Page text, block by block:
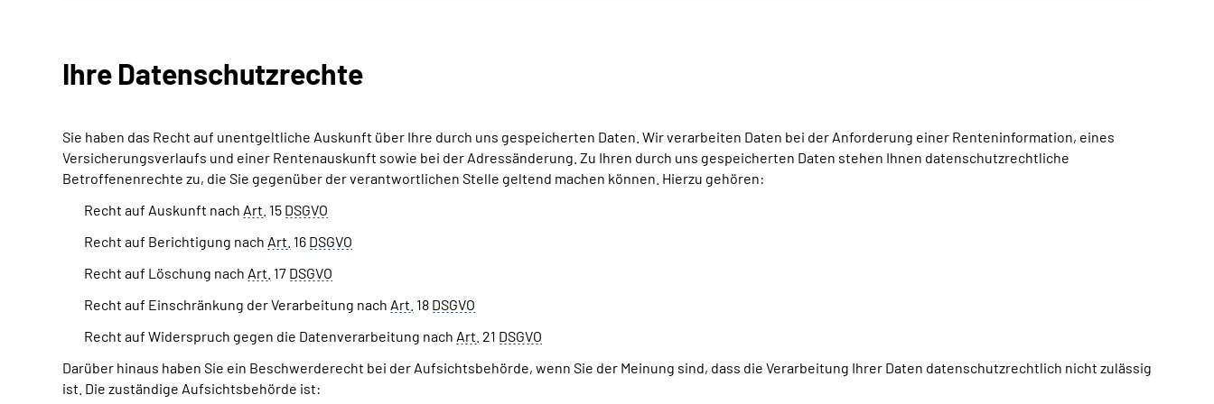
Ihre Datenschutzrechte
Sie haben das Recht auf unentgeltliche Auskunft über Ihre durch uns gespeicherten Daten. Wir verarbeiten Daten bei der Anforderung einer Renteninformation, eines
Versicherungsverlaufs und einer Rentenauskunft sowie bei der Adressänderung. Zu Ihren durch uns gespeicherten Daten stehen Ihnen datenschutzrechtliche
Betroffenenrechte zu, die Sie gegenüber der verantwortlichen Stelle geltend machen können. Hierzu gehören:
Recht auf Auskunft nach Art. 15 DSGVO
Recht auf Berichtigung nach Art. 16 DSGVO
Recht auf Löschung nach Art. 17 DSGVO
Recht auf Einschränkung der Verarbeitung nach Art. 18 DSGVO
Recht auf Widerspruch gegen die Datenverarbeitung nach Art. 21 DSGVO
Darüber hinaus haben Sie ein Beschwerderecht bei der Aufsichtsbehörde, wenn Sie der Meinung sind, dass die Verarbeitung Ihrer Daten datenschutzrechtlich nicht zulässig
ist. Die zuständige Aufsichtsbehörde ist: